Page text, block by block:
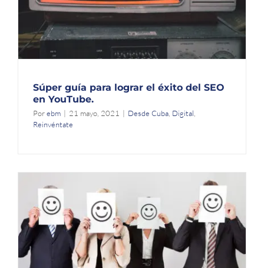
Súper guía para lograr el éxito del SEO
en YouTube.
Porebm | 21 mayo, 2021 | Desde Cuba, Digital,
Reinvéntate